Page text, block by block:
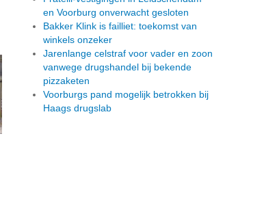
en Voorburg onverwacht gesloten
Bakker Klink is failliet: toekomst van
winkels onzeker
Jarenlange celstraf voor vader en zoon
vanwege drugshandel bij bekende
pizzaketen
Voorburgs pand mogelijk betrokken bij
Haags drugslab